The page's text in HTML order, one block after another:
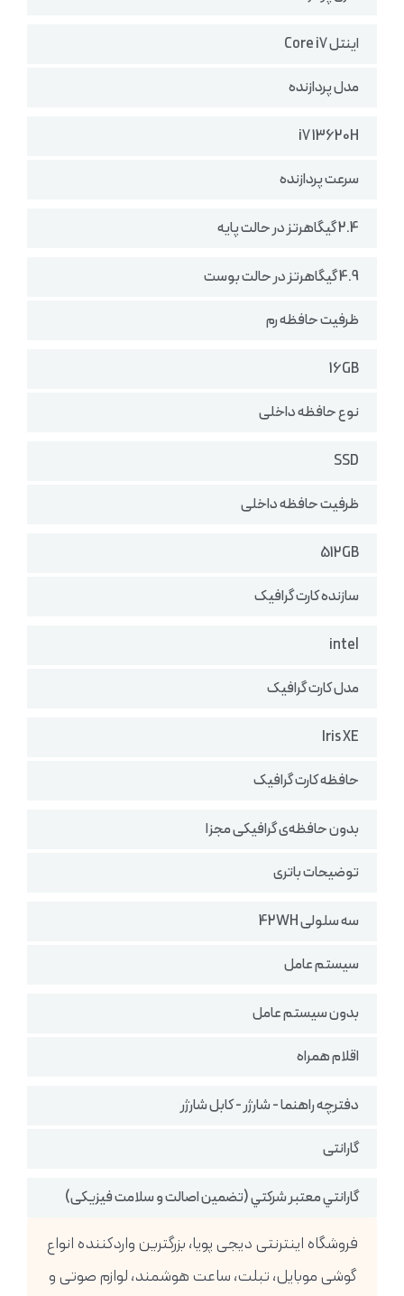
اینتل Core i7
مدل پردازنده
i7 13620H
سرعت پردازنده
2.4 گیگاهرتز در حالت پایه
4.9 گیگاهرتز در حالت بوست
ظرفیت حافظه رم
16GB
نوع حافظه داخلی
SSD
ظرفیت حافظه داخلی
512GB
سازنده کارت گرافیک
intel
مدل کارت گرافیک
Iris XE
حافظه کارت گرافیک
بدون حافظه‌ی گرافیکی مجزا
توضیحات باتری
سه سلولی 42WH
سیستم عامل
بدون سیستم عامل
اقلام همراه
دفترچه راهنما - شارژر - کابل شارژر
گارانتی
گارانتي معتبر شركتي (تضمين اصالت و سلامت فیزیکی)
فروشگاه اینترنتی دیجی پویا، بزرگترین واردکننده انواع
گوشی موبایل، تبلت، ساعت هوشمند، لوازم صوتی و